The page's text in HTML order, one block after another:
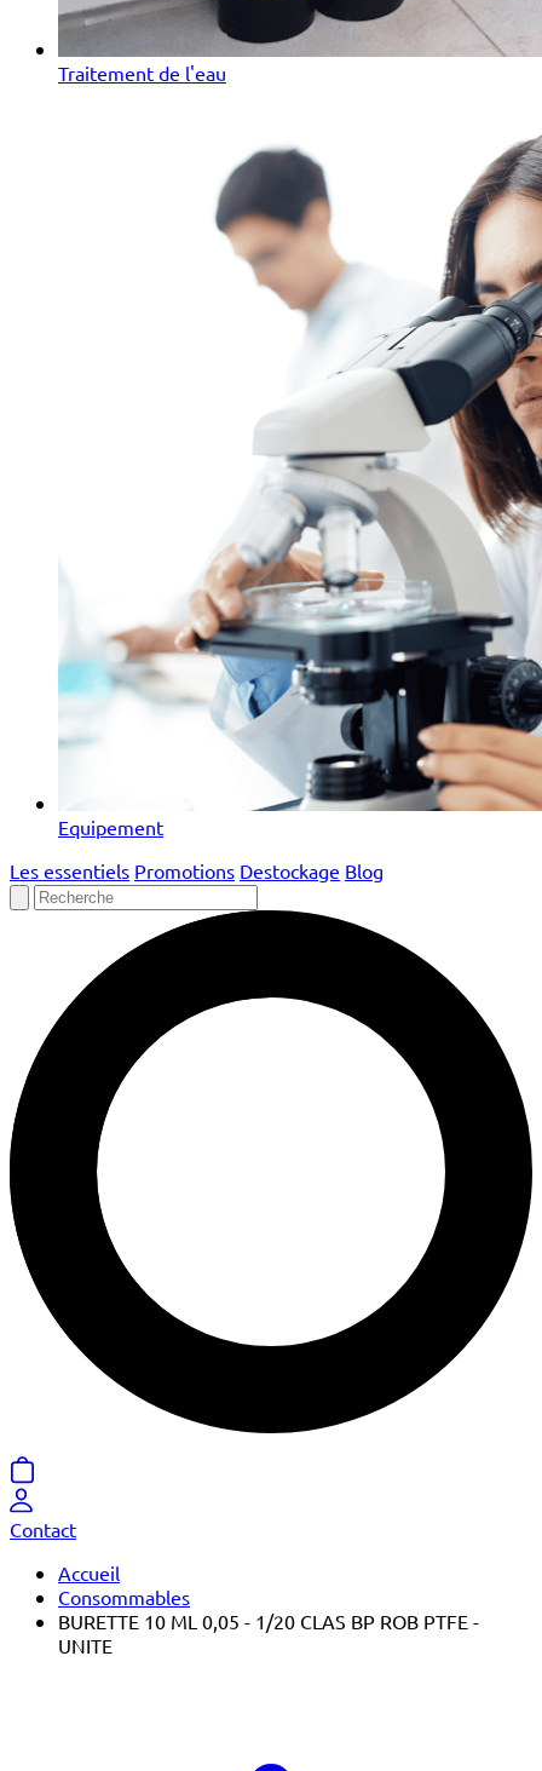
Traitement de l'eau
Equipement
Les essentiels Promotions Destockage Blog
Contact
Accueil
Consommables
BURETTE 10 ML 0,05 - 1/20 CLAS BP ROB PTFE -
UNITE